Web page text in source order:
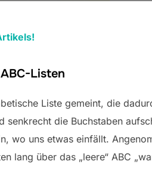
Listen
Liste gemeint, die
senkrecht die Buchstaben
wo uns etwas einfällt.
lang über das „leere“ ABC